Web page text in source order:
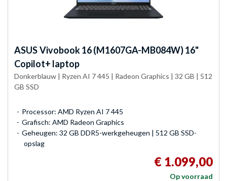
ASUSVivobook 16 (M1607GA-MB084W) 16"
Copilot+ laptop
Donkerblauw | Ryzen AI 7 445 | Radeon Graphics | 32 GB | 512
GB SSD
Processor: AMD Ryzen AI 7 445
Grafisch: AMD Radeon Graphics
Geheugen: 32 GB DDR5-werkgeheugen | 512 GB SSD-
opslag
€ 1.099,00
Op voorraad